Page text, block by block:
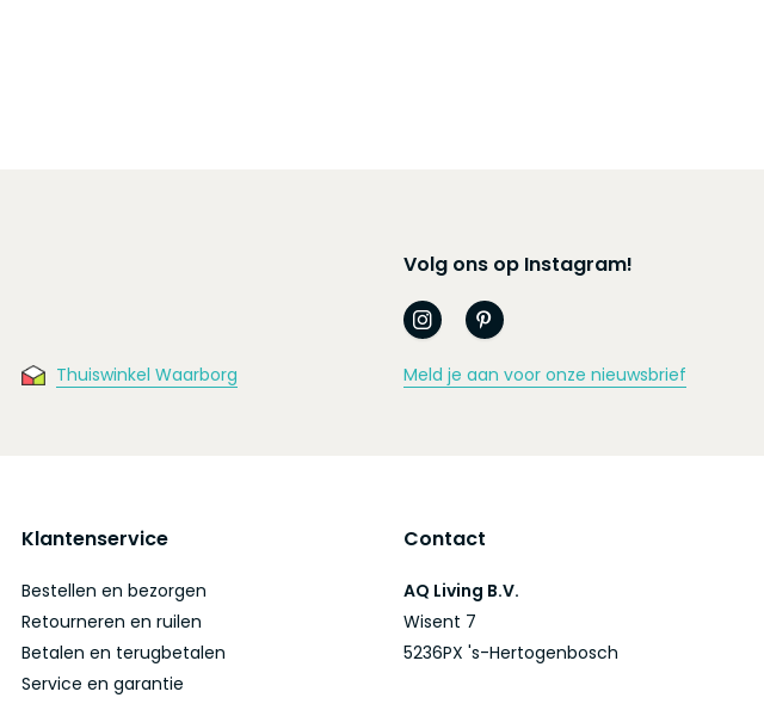
Thuiswinkel Waarborg
Volg ons op Instagram!
Meld je aan voor onze nieuwsbrief
Klantenservice
Bestellen en bezorgen
Retourneren en ruilen
Betalen en terugbetalen
Service en garantie
Contact
AQ Living B.V.
Wisent 7
5236PX 's-Hertogenbosch